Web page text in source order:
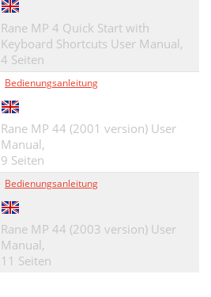
Rane MP 4 Quick Start with
Keyboard Shortcuts User Manual,
4 Seiten
Bedienungsanleitung
Rane MP 44 (2001 version) User
Manual,
9 Seiten
Bedienungsanleitung
Rane MP 44 (2003 version) User
Manual,
11 Seiten